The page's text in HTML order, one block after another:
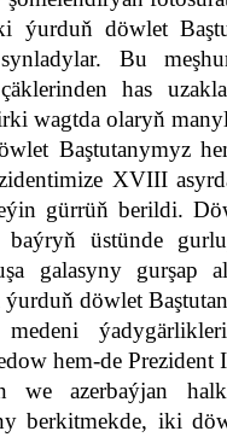
ýurduň döwlet
Bu
has
wagtda olaryň
Baştutanymyz
XVIII
gürrüň berildi.
baýryň üstünde
galasyny gurşap
döwlet
medeni
hem-de
we azerbaýjan
berkitmekde, iki